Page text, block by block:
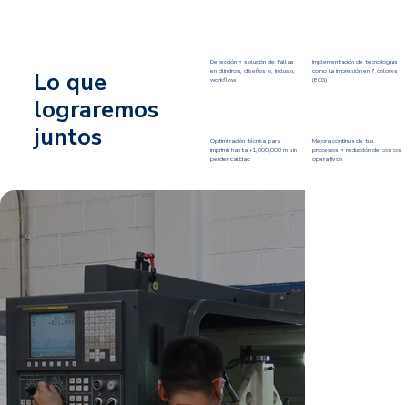
Lo que
lograremos
juntos
Detección y solución de fallas
en cilindros, diseños o, incluso,
workflow
Implementación de tecnologías
como la impresión en 7 colores
(ECG)
Optimización técnica para
imprimir hasta +1,000,000 m sin
perder calidad
Mejora continua de tus
procesos y reducción de costos
operativos